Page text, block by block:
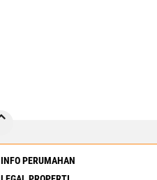
INFO PERUMAHAN